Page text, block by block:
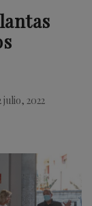
julio, 2022